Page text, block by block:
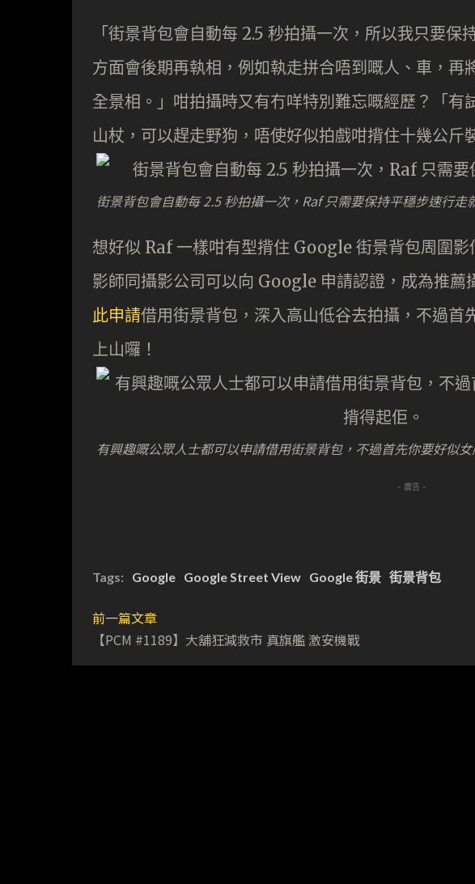
「街景背包會自動每 2.5 秒拍攝一次，所以我只要
方面會後期再執相，例如執走拼合唔到嘅人、車，再
全景相。」咁拍攝時又有冇咩特別難忘嘅經歷？「有
山杖，可以趕走野狗，唔使好似拍戲咁揹住十幾公斤
街景背包會自動每 2.5 秒拍攝一次，Raf 只需要保持平穩步速行走
想好似 Raf 一樣咁有型揹住 Google 街景背包周圍
影師同攝影公司可以向 Google 申請認證，成為推薦
此申請借用街景背包，深入高山低谷去拍攝，不過
上山囉！
有興趣嘅公眾人士都可以申請借用街景背包，不過首先你要好似
- 廣告 -
Tags: Google Google Street View Google 街景 街景背包
前一篇文章
【PCM #1189】大舖狂減救市 真旗艦 激安機戰